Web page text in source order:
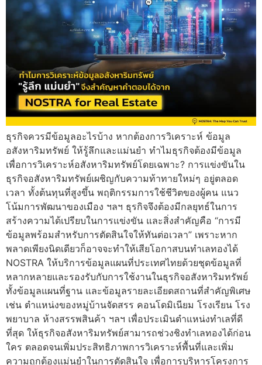
ธุรกิจควรมีข้อมูลอะไรบ้าง หากต้องการวิเคราะห์ ข้อมูล
อสังหาริมทรัพย์ ให้รู้ลึกและแม่นยำ ทำไมธุรกิจต้องมีข้อมูล
เพื่อการวิเคราะห์อสังหาริมทรัพย์โดยเฉพาะ? การแข่งขันใน
ธุรกิจอสังหาริมทรัพย์เผชิญกับความท้าทายใหม่ๆ อยู่ตลอด
เวลา ทั้งต้นทุนที่สูงขึ้น พฤติกรรมการใช้ชีวิตของผู้คน แนว
โน้มการพัฒนาของเมือง ฯลฯ ธุรกิจจึงต้องมีกลยุทธ์ในการ
สร้างความได้เปรียบในการแข่งขัน และสิ่งสำคัญคือ “การมี
ข้อมูลพร้อมสำหรับการตัดสินใจให้ทันต่อเวลา” เพราะหาก
พลาดเพียงนิดเดียวก็อาจจะทำให้เสียโอกาสบนทำเลทองได้
NOSTRA ให้บริการข้อมูลแผนที่ประเทศไทยด้วยชุดข้อมูลที่
หลากหลายและรองรับกับการใช้งานในธุรกิจอสังหาริมทรัพย์
ทั้งข้อมูลแผนที่ฐาน และข้อมูลรายละเอียดสถานที่สำคัญพิเศษ
เช่น ตำแหน่งของหมู่บ้านจัดสรร คอนโดมิเนียม โรงเรียน โรง
พยาบาล ห้างสรรพสินค้า ฯลฯ เพื่อประเมินตำแหน่งทำเลที่ดี
ที่สุด ให้ธุรกิจอสังหาริมทรัพย์สามารถช่วงชิงทำเลทองได้ก่อน
ใคร ตลอดจนเพิ่มประสิทธิภาพการวิเคราะห์พื้นที่และเพิ่ม
ความถูกต้องแม่นยำในการตัดสินใจ เพื่อการบริหารโครงการ